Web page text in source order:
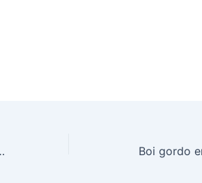
cotado a R$ 5,67 Boi gordo